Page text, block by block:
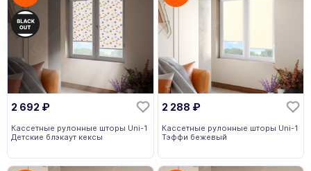
2 692 ₽
Кассетные рулонные шторы Uni-1
Детские блэкаут кексы
2 288 ₽
Кассетные рулонные шторы Uni-1
Тэффи бежевый